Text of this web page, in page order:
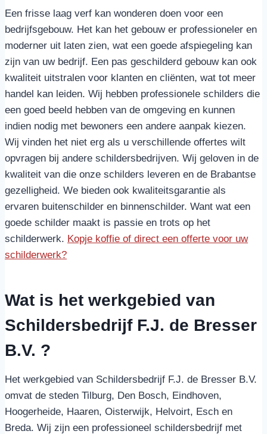
Een frisse laag verf kan wonderen doen voor een
bedrijfsgebouw. Het kan het gebouw er professioneler en
moderner uit laten zien, wat een goede afspiegeling kan
zijn van uw bedrijf. Een pas geschilderd gebouw kan ook
kwaliteit uitstralen voor klanten en cliënten, wat tot meer
handel kan leiden. Wij hebben professionele schilders die
een goed beeld hebben van de omgeving en kunnen
indien nodig met bewoners een andere aanpak kiezen.
Wij vinden het niet erg als u verschillende offertes wilt
opvragen bij andere schildersbedrijven. Wij geloven in de
kwaliteit van die onze schilders leveren en de Brabantse
gezelligheid. We bieden ook kwaliteitsgarantie als
ervaren buitenschilder en binnenschilder. Want wat een
goede schilder maakt is passie en trots op het
schilderwerk. Kopje koffie of direct een offerte voor uw
schilderwerk?
Wat is het werkgebied van
Schildersbedrijf F.J. de Bresser
B.V. ?
Het werkgebied van Schildersbedrijf F.J. de Bresser B.V.
omvat de steden Tilburg, Den Bosch, Eindhoven,
Hoogerheide, Haaren, Oisterwijk, Helvoirt, Esch en
Breda. Wij zijn een professioneel schildersbedrijf met